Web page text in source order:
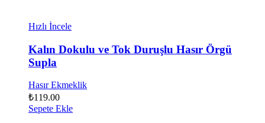
Hızlı İncele
Kalın Dokulu ve Tok Duruşlu Hasır Örgü
Supla
Hasır Ekmeklik
₺119.00
Sepete Ekle